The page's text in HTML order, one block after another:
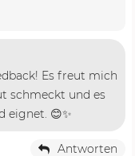
Es freut mich
schmeckt und es
eignet. 😊✨
Antworten